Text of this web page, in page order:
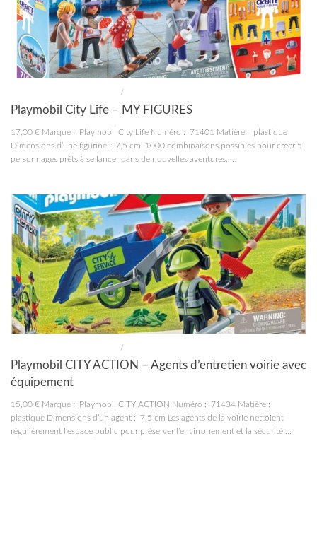
/
Playmobil City Life – MY FIGURES
17,00 € Marque : Playmobil City Life Numéro : 71401 Matière : plastique
Dimensions d’une figurine : 7,5 cm 1000 combinaisons possibles pour créer 5
personnages prêts à se lancer dans de nouvelles aventures....
/
Playmobil CITY ACTION – Agents d’entretien voirie avec
équipement
15,00 € Marque : Playmobil CITY ACTION Numéro : 71434 Matière :
plastique Dimensions d’un agent : 7,5 cm Les agents de la voirie nettoient
régulièrement l’espace public pour préserver l’envirronement et la sécurité....